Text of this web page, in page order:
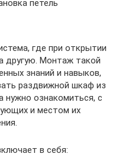
петель
где при открытии
другую. Монтаж такой
знаний и навыков,
раздвижной шкаф из
нужно ознакомиться, с
и местом их
в себя: